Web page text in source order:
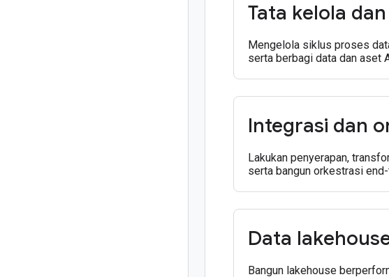
Tata kelola
Mengelola siklus proses
serta berbagi data dan aset
Integrasi dan
Lakukan penyerapan,
serta bangun orkestrasi
Data
Bangun lakehouse